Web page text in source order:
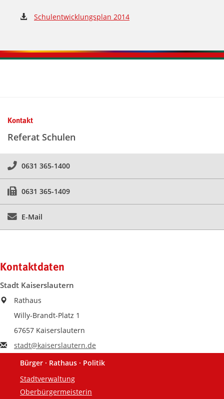
Schulentwicklungsplan 2014
Kontakt
Referat Schulen
0631 365-1400
0631 365-1409
E-Mail
Kontaktdaten
Stadt Kaiserslautern
Rathaus
Willy-Brandt-Platz 1
67657 Kaiserslautern
stadt@kaiserslautern.de
Fußzeile
Bürger · Rathaus · Politik
Stadtverwaltung
Oberbürgermeisterin